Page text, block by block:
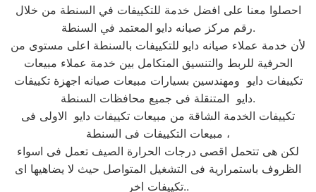
احصلوا معنا على افضل خدمة للتكييفات في السنطة من خلال
رقم مركز صيانه دايو المعتمد في السنطة.
لأن خدمة عملاء صيانه دايو للتكييفات بالسنطة اعلى مستوى من
الحرفية للربط والتنسيق المتكامل بين خدمة عملاء مبيعات
تكييفات دايو ومهندسين بسيارات مبيعات صيانه اجهزة تكييفات
دايو المتنقلة فى جميع محافظات السنطة.
تكييفات الخدمة الشاقة من مبيعات تكييفات دايو الاولى فى
مبيعات التكييفات فى السنطة ،
لكن هى تتحمل اقصى درجات الحرارة الصيف تعمل فى اسواء
الظروف باستمرارية فى التشغيل المتواصل حيث لا يضاهيها اى
تكييفات اخر..